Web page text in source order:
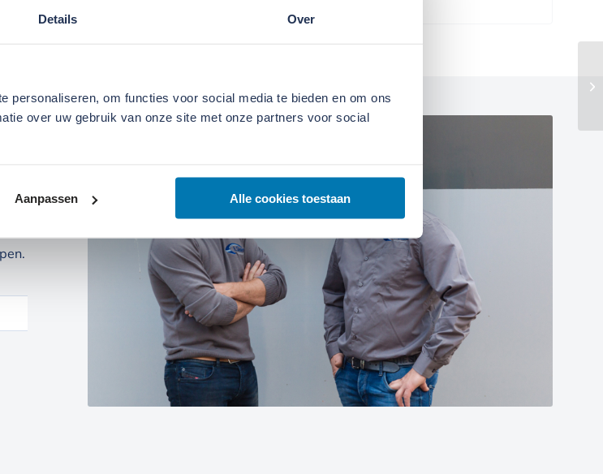
Details Over
personaliseren, om functies voor social media te bieden en om ons
over uw gebruik van onze site met onze partners voor social
Aanpassen Alle cookies toestaan